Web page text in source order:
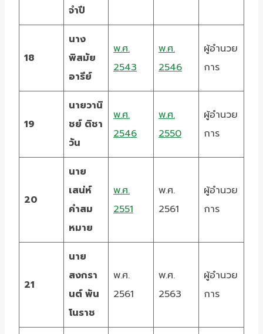
จำปี
18
นาง
พิสมัย
อารีย์
พ.ศ.
2543
พ.ศ.
2546
ผู้อำนวย
การ
19
นายวานิ
ชย์ ติชา
วัน
พ.ศ.
2546
พ.ศ.
2550
ผู้อำนวย
การ
20
นาย
เสน่ห์
คำสม
หมาย
พ.ศ.
2551
พ.ศ.
2561
ผู้อำนวย
การ
21
นาย
สงกรา
นต์ พัน
โนราช
พ.ศ.
2561
พ.ศ.
2563
ผู้อำนวย
การ